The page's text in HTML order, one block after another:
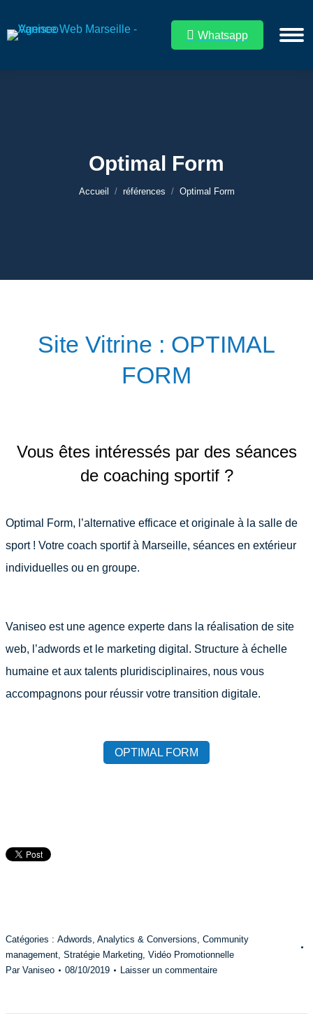
Whatsapp
Optimal Form
Vous êtes ici :
Accueil références Optimal Form
Site Vitrine : OPTIMAL
FORM
Vous êtes intéressés par des séances
de coaching sportif ?
Optimal Form, l’alternative efficace et originale à la salle de
sport ! Votre coach sportif à Marseille, séances en extérieur
individuelles ou en groupe.
Vaniseo est une agence experte dans la réalisation de site
web, l’adwords et le marketing digital. Structure à échelle
humaine et aux talents pluridisciplinaires, nous vous
accompagnons pour réussir votre transition digitale.
OPTIMAL FORM
Catégories : Adwords Analytics & Conversions Community
management Stratégie Marketing Vidéo Promotionnelle
Par Vaniseo 08/10/2019 Laisser un commentaire